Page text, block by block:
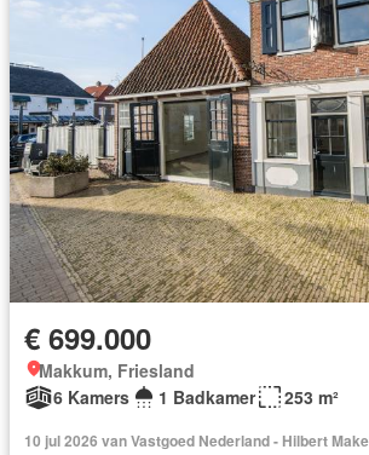
€ 699.000
Makkum, Friesland
6 Kamers
1 Badkamer 253 m²
10 jul 2026 van Vastgoed Nederland - Hilbert